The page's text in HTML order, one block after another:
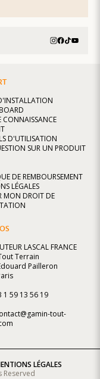
CONNAISSANCE
D'UTILISATION
SUR UN PRODUIT
DE REMBOURSEMENT
LÉGALES
MON DROIT DE
LASCAL FRANCE
Terrain
Pailleron
1 59 13 56 19
tout-
Reserved
LÉGALES